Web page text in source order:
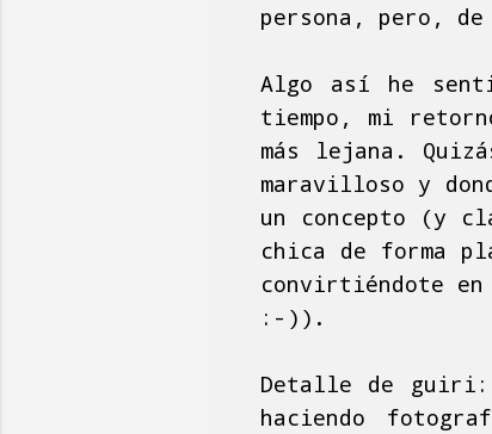
persona, pero,
Algo así he
tiempo, mi
más lejana.
maravilloso y
un concepto (y
chica de forma
convirtiéndote
:-)).
Detalle de guiri:
haciendo